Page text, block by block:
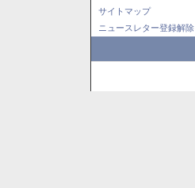
サイトマップ
ニュースレター登録解除